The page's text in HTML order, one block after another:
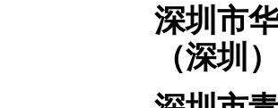
深圳
（深圳